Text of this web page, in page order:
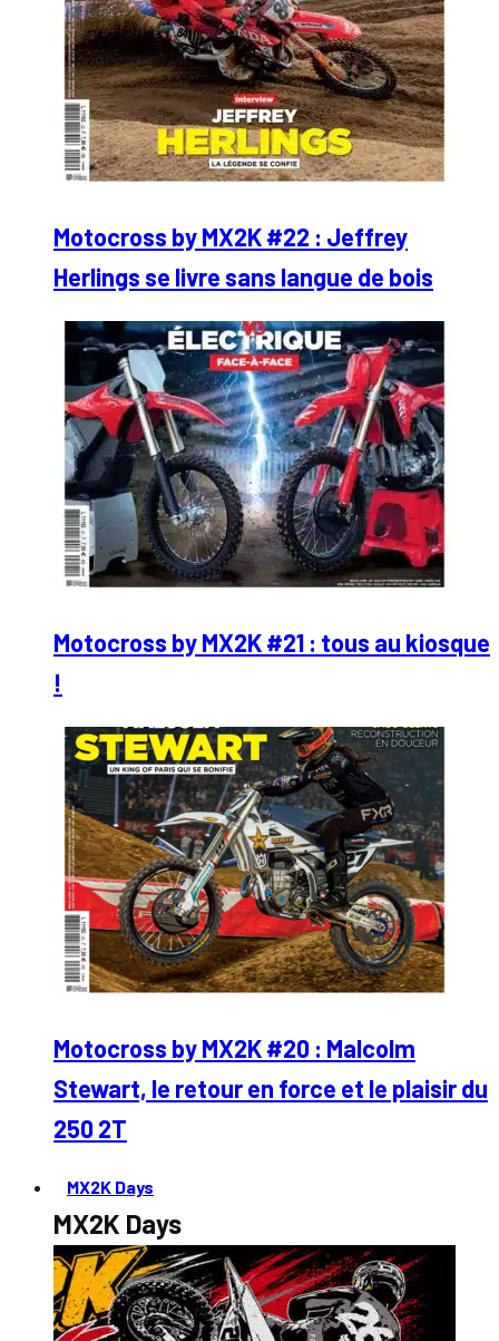
Motocross by MX2K #22 : Jeffrey
Herlings se livre sans langue de bois
Motocross by MX2K #21 : tous au kiosque
!
Motocross by MX2K #20 : Malcolm
Stewart, le retour en force et le plaisir du
250 2T
MX2K Days
MX2K Days